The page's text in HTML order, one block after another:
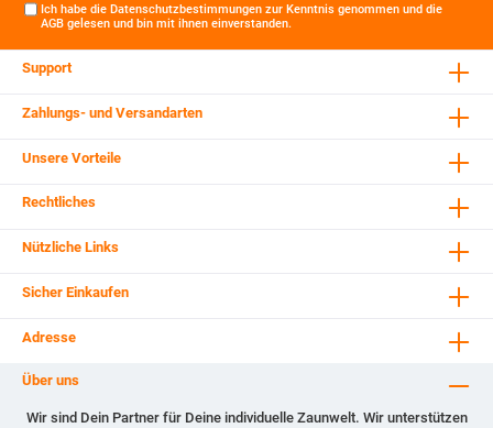
Ich habe die Datenschutzbestimmungen zur Kenntnis genommen und die
AGB gelesen und bin mit ihnen einverstanden.
Support
Zahlungs- und Versandarten
Unsere Vorteile
Rechtliches
Nützliche Links
Sicher Einkaufen
Adresse
Über uns
Wir sind Dein Partner für Deine individuelle Zaunwelt. Wir unterstützen